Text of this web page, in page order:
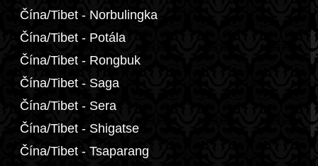
Čína/Tibet - Norbulingka
Čína/Tibet - Potála
Čína/Tibet - Rongbuk
Čína/Tibet - Saga
Čína/Tibet - Sera
Čína/Tibet - Shigatse
Čína/Tibet - Tsaparang